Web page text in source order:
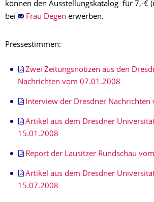
können den Ausstellungskatalog für 7,-€
bei
Frau Degen erwerben.
Pressestimmen:
Zwei Zeitungsnotizen aus den
Nachrichten vom 07.01.2008
Interview der Dresdner Nachrichten
Artikel aus dem Dresdner
15.01.2008
Report der Lausitzer Rundschau
Artikel aus dem Dresdner
15.07.2008